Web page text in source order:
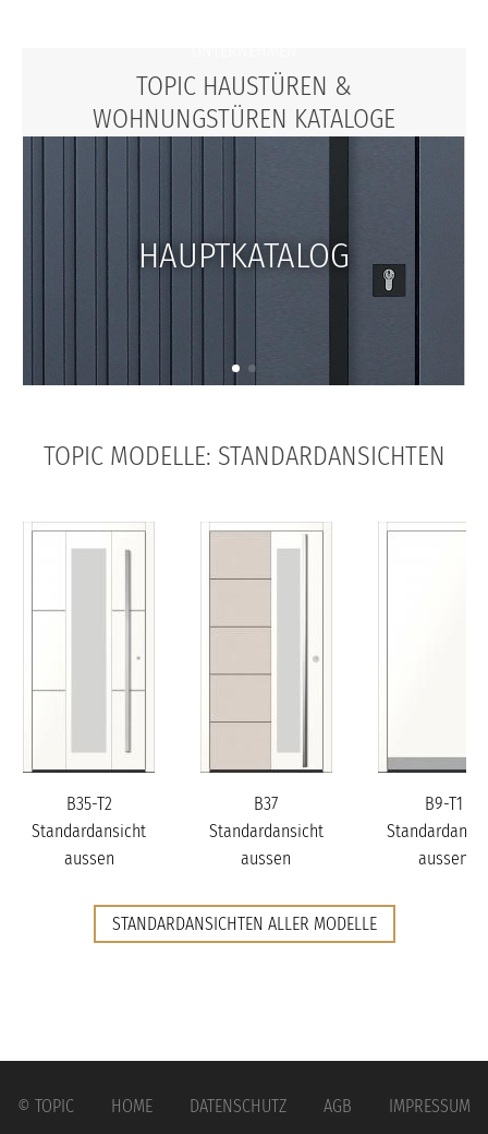
TOPIC HAUSTÜREN &
WOHNUNGSTÜREN KATALOGE
HAUPTKATALOG
TOPIC MODELLE: STANDARDANSICHTEN
B35-T2
Standardansicht
aussen
B37
Standardansicht
aussen
B9-T1
aussen
STANDARDANSICHTEN ALLER MODELLE
© TOPIC HOME DATENSCHUTZ AGB IMPRESSUM